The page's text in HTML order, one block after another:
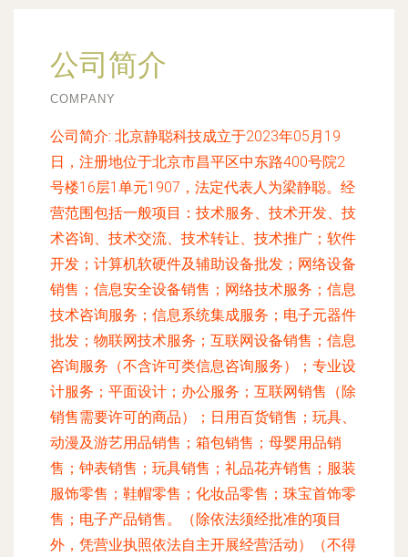
公司简介
COMPANY
公司简介: 北京静聪科技成立于2023年05月19
日，注册地位于北京市昌平区中东路400号院2
号楼16层1单元1907，法定代表人为梁静聪。经
营范围包括一般项目：技术服务、技术开发、技
术咨询、技术交流、技术转让、技术推广；软件
开发；计算机软硬件及辅助设备批发；网络设备
销售；信息安全设备销售；网络技术服务；信息
技术咨询服务；信息系统集成服务；电子元器件
批发；物联网技术服务；互联网设备销售；信息
咨询服务（不含许可类信息咨询服务）；专业设
计服务；平面设计；办公服务；互联网销售（除
销售需要许可的商品）；日用百货销售；玩具、
动漫及游艺用品销售；箱包销售；母婴用品销
售；钟表销售；玩具销售；礼品花卉销售；服装
服饰零售；鞋帽零售；化妆品零售；珠宝首饰零
售；电子产品销售。（除依法须经批准的项目
外，凭营业执照依法自主开展经营活动）（不得